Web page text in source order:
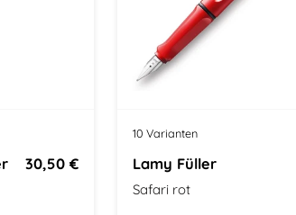
30,50 €
10 Varianten
Lamy Füller
Safari rot